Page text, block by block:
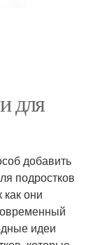
для
добавить
подростков
они
идеи